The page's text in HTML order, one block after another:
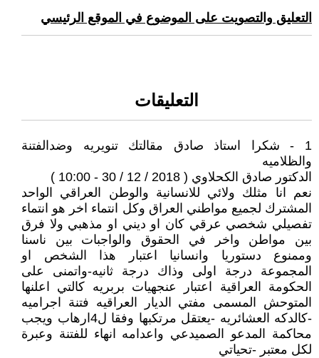
التعليق والتصويت على الموضوع في الموقع الرئيسي
التعليقات
1 - شكرا استاذ صادق مقالتك تنويريه وضدالفتنة
والظلاميه
الدكتور صادق الكحلاوي ( 2018 / 12 / 30 - 10:00 )
نعم انا مثلك ولائي للانسانية والوطن العراقي الواحد
المشترك لجميع مواطني العراق وكل انتماء اخر هو انتماء
تفصيلي شخصي عرقي كان او ديني او مذهبي ولا فرق
بين مواطن واخر في الحقوق والواجبات بين ناسنا
وممنوع دستوريا وانسانيا اعتبار هذا الشخص او
المجموعة درجة اولى وذاك درجة ثانيه-واتمنى على
الحكومة العراقية اعتبار عنجهيات بربريه كالتي اعلنها
المتوحش المسمى مفتي الديار العراقيه فتنة اجراميه
-كالدكه العشائريه -يعتقل مرتكبها وفقا ل4ارهاب ويجب
محاكمة المدعو الصميدعي واعدامه انهاء للفتنة وعبرة
لكل معتبر -تحياتي